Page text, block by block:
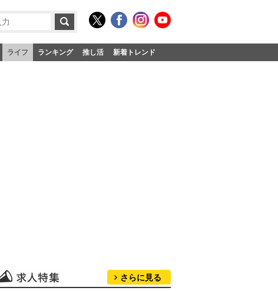
ライフ ランキング 推し活 新着トレンド
さらに見る